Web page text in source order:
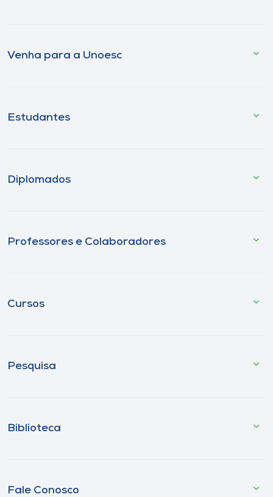
Venha para a Unoesc
Estudantes
Diplomados
Professores e Colaboradores
Cursos
Pesquisa
Biblioteca
Fale Conosco